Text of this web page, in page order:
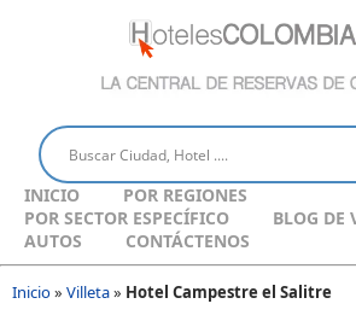
INICIO
POR REGIONES
POR SECTOR ESPECÍFICO
BLOG DE
AUTOS
CONTÁCTENOS
Inicio» Villeta» Hotel Campestre el Salitre